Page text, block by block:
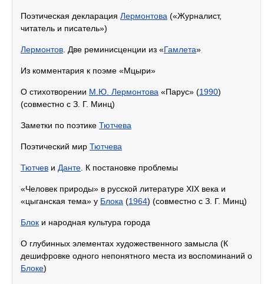
Поэтическая декларация Лермонтова («Журналист,
читатель и писатель»)
Лермонтов . Две реминисценции из «Гамлета»
Из комментария к поэме «Мцыри»
О стихотворении М.Ю. Лермонтова «Парус» (1990)
(совместно с З. Г. Минц)
Заметки по поэтике Тютчева
Поэтический мир Тютчева
Тютчев и Данте . К постановке проблемы
«Человек природы» в русской литературе XIX века и
«цыганская тема» у Блока (1964) (совместно с З. Г. Минц)
Блок и народная культура города
О глубинных элементах художественного замысла (К
дешифровке одного непонятного места из воспоминаний о
Блоке)